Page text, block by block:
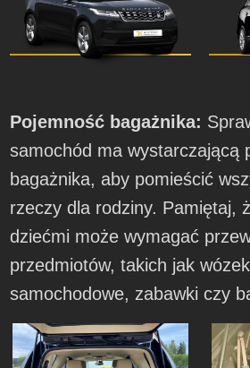
Pojemność bagażnika:
samochód ma wystarczającą
bagażnika, aby pomieścić
rzeczy dla rodziny. Pamiętaj,
dziećmi może wymagać
przedmiotów, takich jak
samochodowe, zabawki czy